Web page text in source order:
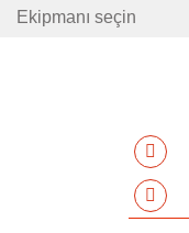
Ekipmanı seçin